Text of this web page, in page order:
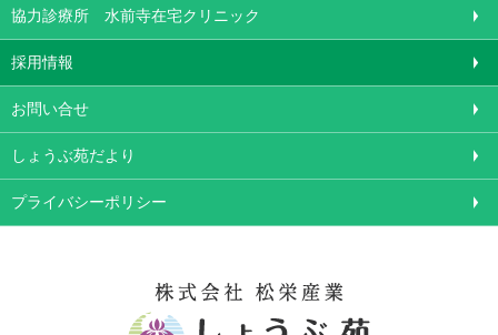
協力診療所 水前寺在宅クリニック
採用情報
お問い合せ
しょうぶ苑だより
プライバシーポリシー